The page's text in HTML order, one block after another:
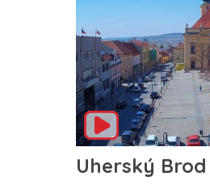
Uherský Brod